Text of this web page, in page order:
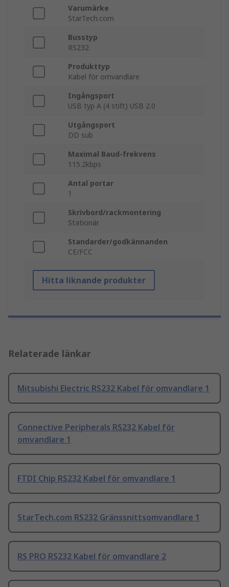
Varumärke
StarTech.com
Busstyp
RS232
Produkttyp
Kabel för omvandlare
Ingångsport
USB typ A (4 stift) USB 2.0
Utgångsport
DD sub
Maximal Baud-frekvens
115.2kbps
Antal portar
1
Skrivbord/rackmontering
Stationär
Standarder/godkännanden
CE/FCC
Hitta liknande produkter
Relaterade länkar
Mitsubishi Electric RS232 Kabel för omvandlare 1
Connective Peripherals RS232 Kabel för
omvandlare 1
FTDI Chip RS232 Kabel för omvandlare 1
StarTech.com RS232 Gränssnittsomvandlare 1
RS PRO RS232 Kabel för omvandlare 2